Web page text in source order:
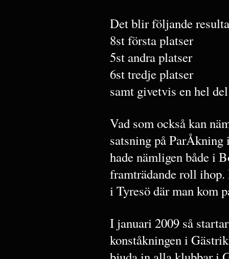
Det blir följande
8st första platser
5st andra platser
6st tredje platser
samt givetvis en hel
Vad som också kan
satsning på ParÅkning
hade nämligen både i
framträdande roll
i Tyresö där man kom
I januari 2009 så
konståkningen i